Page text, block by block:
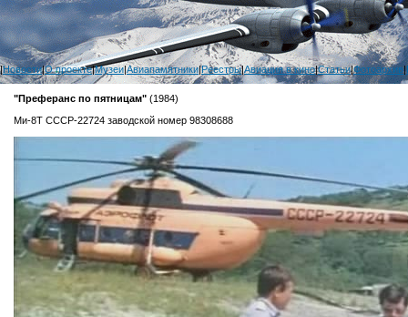
|Новости|О проекте|Музеи|Авиапамятники|Реестры|Авиация в кино|Статьи|Фотоархив|
"Преферанс по пятницам"(1984)
Ми-8Т CCCP-22724 заводской номер 98308688